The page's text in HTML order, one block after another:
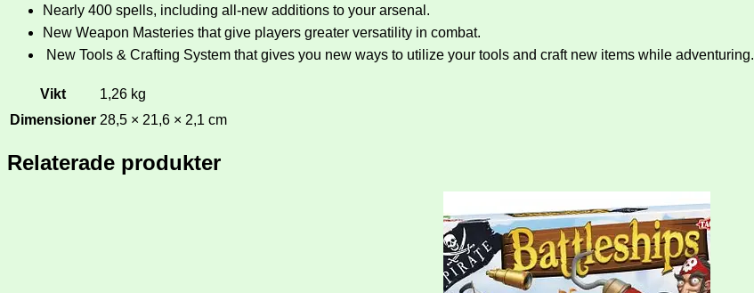
Nearly 400 spells, including all-new additions to your arsenal.
New Weapon Masteries that give players greater versatility in combat.
New Tools & Crafting System that gives you new ways to utilize your tools and craft new items while adventuring.
Vikt
1,26 kg
Dimensioner 28,5 × 21,6 × 2,1 cm
Relaterade produkter